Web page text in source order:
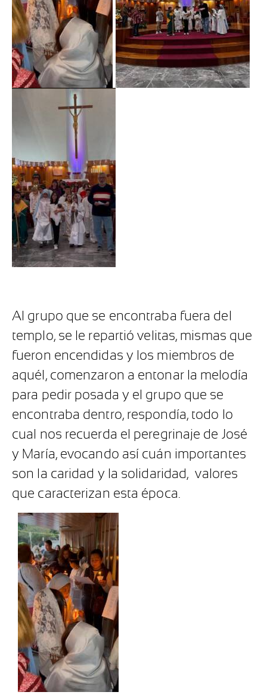
Al grupo que se encontraba fuera del
templo, se le repartió velitas, mismas que
fueron encendidas y los miembros de
aquél, comenzaron a entonar la melodía
para pedir posada y el grupo que se
encontraba dentro, respondía, todo lo
cual nos recuerda el peregrinaje de José
y María, evocando así cuán importantes
son la caridad y la solidaridad, valores
que caracterizan esta época.